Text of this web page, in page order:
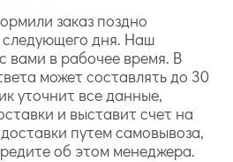
заказ поздно
дня. Наш
вами в рабочее время. В
может составлять до 30
уточнит все данные,
и выставит счет на
путем самовывоза,
об этом менеджера.